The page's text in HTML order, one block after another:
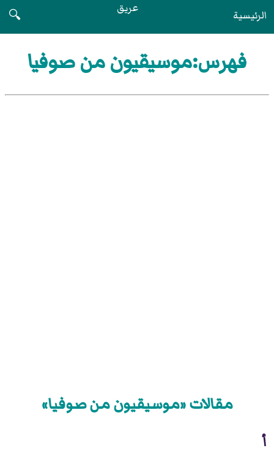
الرئيسية عريق
🔍
فهرس:موسيقيون من صوفيا
مقالات «موسيقيون من صوفيا»
أ